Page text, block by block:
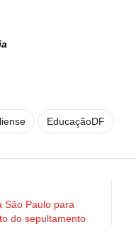
EducaçãoDF
São Paulo para
do sepultamento